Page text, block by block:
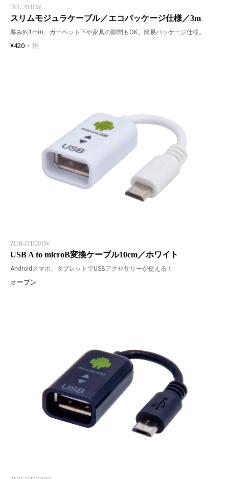
TEL-203EW
スリムモジュラケーブル／エコパッケージ仕様／3m
厚み約1mm、カーペット下や家具の隙間もOK。簡易パッケージ仕様。
¥420 + 税
ZUH-OTG01W
USB A to microB変換ケーブル10cm／ホワイト
Androidスマホ、タブレットでUSBアクセサリーが使える！
オープン